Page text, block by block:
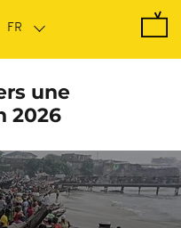
une
2026